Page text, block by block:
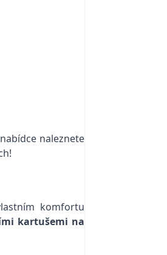
naleznete
komfortu
kartušemi na